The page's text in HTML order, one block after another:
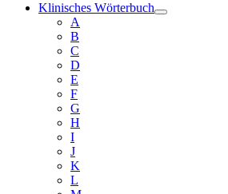
Klinisches Wörterbuch
A
B
C
D
E
F
G
H
I
J
K
L